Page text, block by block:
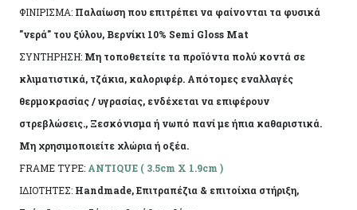
ΦΙΝΙΡΙΣΜΑ: Παλαίωση που επιτρέπει να φαίνονται τα φυσικά
"νερά" του ξύλου, Βερνίκι 10% Semi Gloss Mat
ΣΥΝΤΗΡΗΣΗ: Μη τοποθετείτε τα προϊόντα πολύ κοντά σε
κλιματιστικά, τζάκια, καλοριφέρ. Απότομες εναλλαγές
θερμοκρασίας / υγρασίας, ενδέχεται να επιφέρουν
στρεβλώσεις., Ξεσκόνισμα ή νωπό πανί με ήπια καθαριστικά.
Μη χρησιμοποιείτε χλώρια ή οξέα.
FRAME TYPE: ANTIQUE ( 3.5cm X 1.9cm )
ΙΔΙΟΤΗΤΕΣ: Handmade, Επιτραπέζια & επιτοίχια στήριξη,